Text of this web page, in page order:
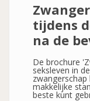
de
man
en
de
tijdens
na de
De brochure
seksleven in
makkelijke
beste kunt